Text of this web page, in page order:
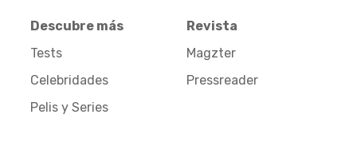
Descubre más
Tests
Celebridades
Pelis y Series
Revista
Magzter
Pressreader